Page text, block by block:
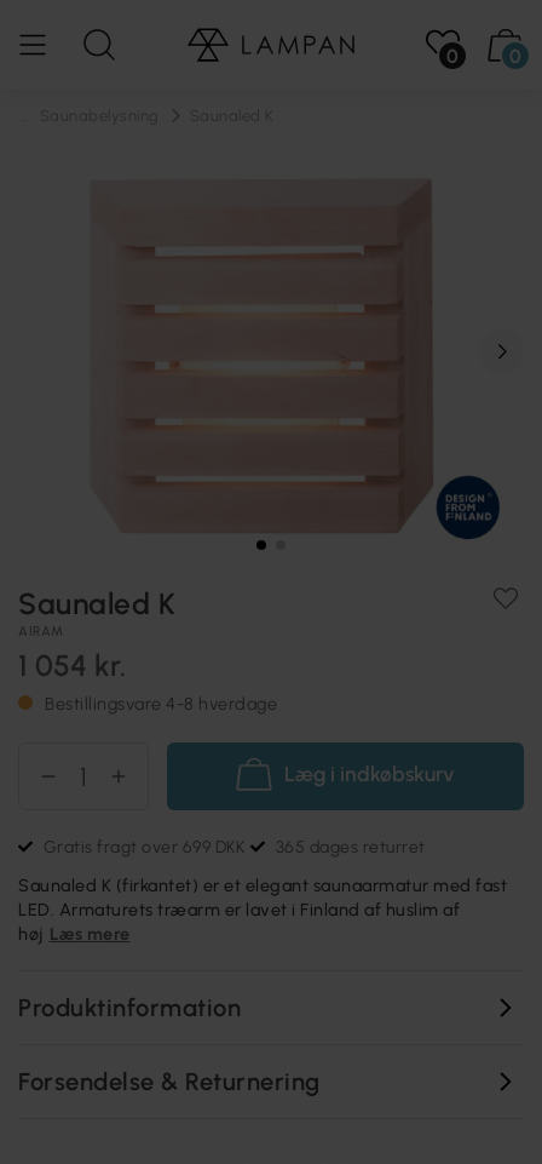
0 0
Saunaled K
AIRAM
1 054 kr.
Bestillingsvare 4-8 hverdage
Læg i indkøbskurv
Gratis fragt over 699 DKK 365 dages returret
Saunaled K (firkantet) er et elegant saunaarmatur med fast
LED. Armaturets træarm er lavet i Finland af huslim af
høj Læs mere
Produktinformation
Forsendelse & Returnering